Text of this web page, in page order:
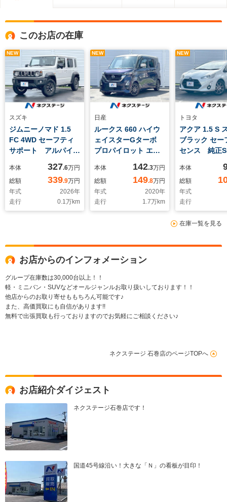
このお店の在庫
NEW
スズキ
ジムニーノマド 1.5
FC 4WD セーフティ
サポート アルパイン
ーディオ バックカメ
ラ LEDライト オー
トライト スマートキ
ー アイドリングスト
ップ 純正15インチ
車
本体 327.6万円
総額
339.9万円
年式
2026年
走行
0.1万km
NEW
日産
ルークス 660 ハイウ
ェイスターGターボ
プロパイロット エデ
ェントエマージェンシ
ーブレーキ 純正9型
ナビ アラウンドビュ
ーモニター ハンズフ
リー両側電動ドア ア
ルミホイール インテ
リキー
本体 142.3万円
総額
149.8万円
年式
2020年
走行
1.7万km
NEW
トヨタ
アクア 1.5 S
ブラック セー
センス 純正
Bluetooth フ
グ ETC ス
ー LEDヘッ
フォグ オー
ーム オート
オートエアコ
本体
総額
年式
走行
在庫一覧を見る
お店からのインフォメーション
グループ在庫数は30,000台以上！！
軽・ミニバン・SUVなどオールジャンルお取り扱いしております！！
他店からのお取り寄せももちろん可能です♪
また、高価買取にも自信があります!!
無料で出張買取も行っておりますのでお気軽にご相談ください♪
ネクステージ 石巻店のページTOPへ
お店紹介ダイジェスト
ネクステージ石巻店です！
国道45号線沿い！大きな「Ｎ」の看板が目印！